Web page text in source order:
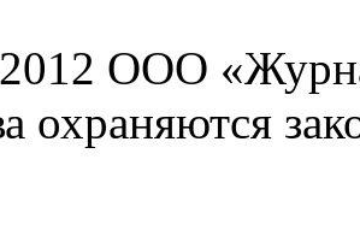
ООО
охраняются